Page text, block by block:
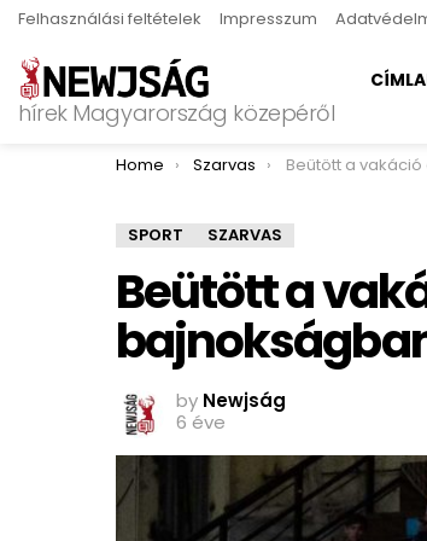
Felhasználási feltételek Impresszum
hírek Magyarország közepéről
You are here:
Home Szarvas Beütött a vakáció a
SPORT SZARVAS
Beütött a
by Newjság
6 éve